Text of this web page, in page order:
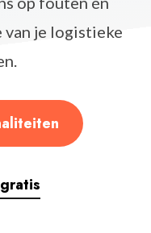
je logistieke